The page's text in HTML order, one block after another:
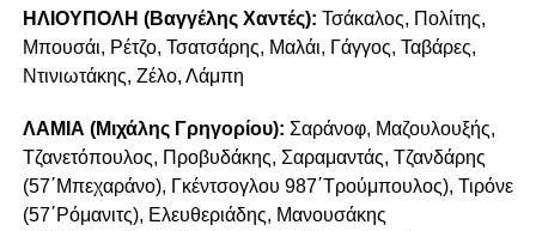
ΗΛΙΟΥΠΟΛΗ (Βαγγέλης Χαντές): Τσάκαλος, Πολίτης,
Μπουσάι, Ρέτζο, Τσατσάρης, Μαλάι, Γάγγος, Ταβάρες,
Ντινιωτάκης, Ζέλο, Λάμπη
ΛΑΜΙΑ (Μιχάλης Γρηγορίου): Σαράνοφ, Μαζουλουξής,
Τζανετόπουλος, Προβυδάκης, Σαραμαντάς, Τζανδάρης
(57΄Μπεχαράνο), Γκέντσογλου 987΄Τρούμπουλος), Τιρόνε
(57΄Ρόμανιτς), Ελευθεριάδης, Μανουσάκης